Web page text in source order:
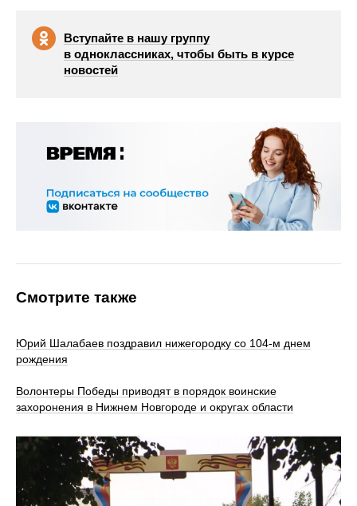
Вступайте в нашу группу
в одноклассниках, чтобы быть в курсе
новостей
Смотрите также
Юрий Шалабаев поздравил нижегородку со 104-м днем
рождения
Волонтеры Победы приводят в порядок воинские
захоронения в Нижнем Новгороде и округах области